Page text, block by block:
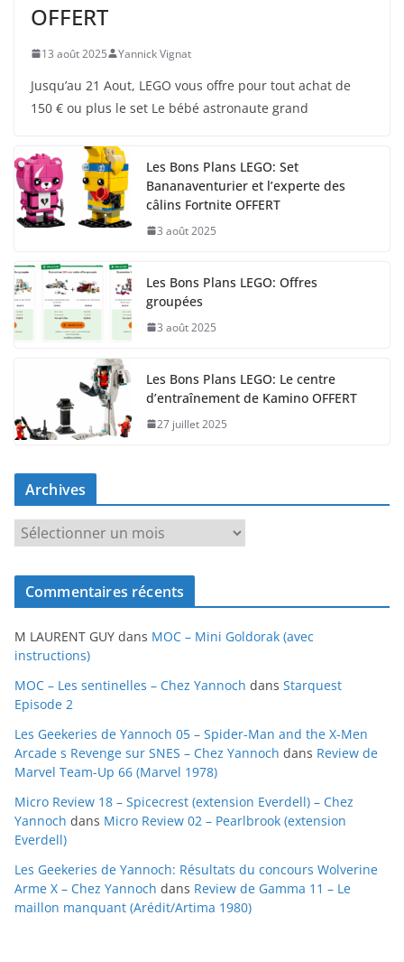
OFFERT
13 août 2025 Yannick Vignat
Jusqu’au 21 Aout, LEGO vous offre pour tout achat de
150 € ou plus le set Le bébé astronaute grand
Les Bons Plans LEGO: Set
Bananaventurier et l’experte des
câlins Fortnite OFFERT
3 août 2025
Les Bons Plans LEGO: Offres
groupées
3 août 2025
Les Bons Plans LEGO: Le centre
d’entraînement de Kamino OFFERT
27 juillet 2025
Archives
r
c
v
e
s
Commentaires récents
M LAURENT GUY dans MOC – Mini Goldorak (avec
instructions)
MOC – Les sentinelles – Chez Yannoch dans Starquest
Episode 2
Les Geekeries de Yannoch 05 – Spider-Man and the X-Men
Arcade s Revenge sur SNES – Chez Yannoch dans Review de
Marvel Team-Up 66 (Marvel 1978)
Micro Review 18 – Spicecrest (extension Everdell) – Chez
Yannoch dans Micro Review 02 – Pearlbrook (extension
Everdell)
Les Geekeries de Yannoch: Résultats du concours Wolverine
Arme X – Chez Yannoch dans Review de Gamma 11 – Le
maillon manquant (Arédit/Artima 1980)